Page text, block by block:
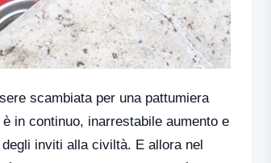
scambiata per una pattumiera
in continuo, inarrestabile aumento e
inviti alla civiltà. E allora nel